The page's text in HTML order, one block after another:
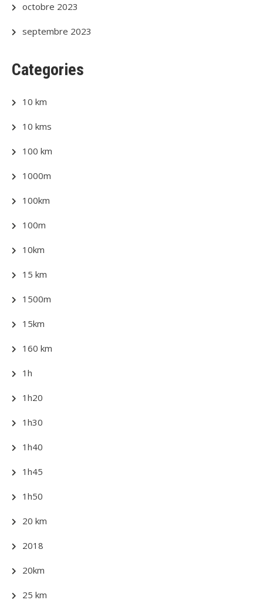
octobre 2023
septembre 2023
Categories
10 km
10 kms
100 km
1000m
100km
100m
10km
15 km
1500m
15km
160 km
1h
1h20
1h30
1h40
1h45
1h50
20 km
2018
20km
25 km